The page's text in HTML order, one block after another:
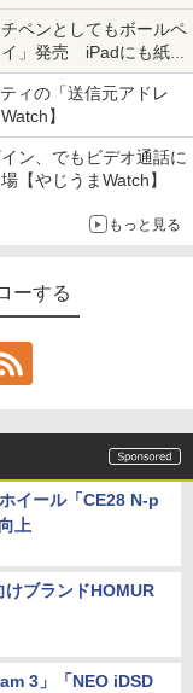
して
ペンとしてもボールペ
イ」発売 iPadにも紙に
ィの「送信元アドレ
】
ン、でもビデオ通話に
【やじうまWatch】
もっと見る
ーする
イール「CE28 N-p
上
けブランドHOMUR
3」「NEO iDSD